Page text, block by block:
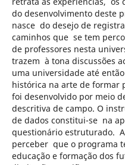
do desenvolvimento deste
nasce do desejo de
caminhos que se tem
de professores nesta
trazem à tona discussões
uma universidade até
histórica na arte de formar
foi desenvolvido por meio
descritiva de campo. O
de dados constitui-se na
questionário estruturado.
perceber que o programa
educação e formação dos